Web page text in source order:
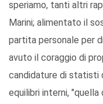
speriamo, tanti altri
Marini; alimentato il
partita personale per
avuto il coraggio di
candidature di statisti
equilibri interni, "quella